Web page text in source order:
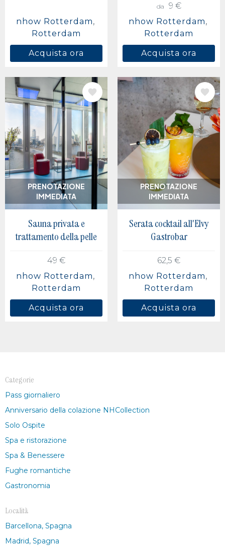
nhow Rotterdam
Rotterdam
Acquista ora
da
9 €
nhow Rotterdam
Rotterdam
Acquista ora
PRENOTAZIONE
IMMEDIATA
IMMAGINE
Sauna privata e
trattamento della pelle
49 €
nhow Rotterdam
Rotterdam
Acquista ora
PRENOTAZIONE
IMMEDIATA
IMMAGINE
Serata cocktail all'Elvy
Gastrobar
62,5 €
nhow Rotterdam
Rotterdam
Acquista ora
Categorie
Pass giornaliero
Anniversario della colazione NHCollection
Solo Ospite
Spa e ristorazione
Spa & Benessere
Fughe romantiche
Gastronomia
Località
Barcellona, Spagna
Madrid, Spagna